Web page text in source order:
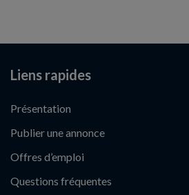
Liens rapides
Présentation
Publier une annonce
Offres d’emploi
Questions fréquentes